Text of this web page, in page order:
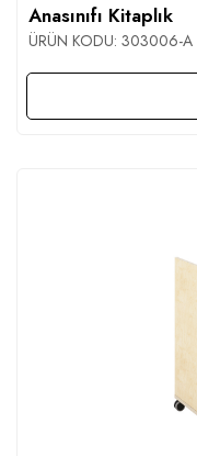
Anasınıfı Kitaplık
ÜRÜN KODU: 303006-A